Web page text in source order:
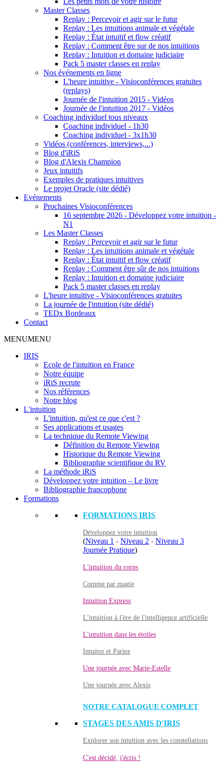
Master Classes
Replay : Percevoir et agir sur le futur
Replay : Les intuitions animale et végétale
Replay : État intuitif et flow créatif
Replay : Comment être sur de nos intuitions
Replay : Intuition et domaine judiciaire
Pack 5 master classes en replay
Nos événements en ligne
L'heure intuitive - Visioconférences gratuites
(replays)
Journée de l'intuition 2015 - Vidéos
Journée de l'intuition 2017 - Vidéos
Coaching individuel tous niveaux
Coaching individuel - 1h30
Coaching individuel - 3x1h30
Vidéos (conférences, interviews,...)
Blog d'iRiS
Blog d'Alexis Champion
Jeux intuitifs
Exemples de pratiques intuitives
Le projet Oracle (site dédié)
Evénements
Prochaines Visioconférences
16 septembre 2026 - Développez votre intuition -
N1
Les Master Classes
Replay : Percevoir et agir sur le futur
Replay : Les intuitions animale et végétale
Replay : État intuitif et flow créatif
Replay : Comment être sûr de nos intuitions
Replay : Intuition et domaine judiciaire
Pack 5 master classes en replay
L'heure intuitive - Visioconférences gratuites
La journée de l'intuition (site dédié)
TEDx Bordeaux
Contact
MENUMENU
IRIS
Ecole de l'intuition en France
Notre équipe
iRiS recrute
Nos références
Notre blog
L'intuition
L'intuition, qu'est ce que c'est ?
Ses applications et usages
La technique du Remote Viewing
Définition du Remote Viewing
Historique du Remote Viewing
Bibliographie scientifique du RV
La méthode iRiS
Développez votre intuition – Le livre
Bibliographie francophone
Formations
FORMATIONS IRIS
Développez votre intuition
(Niveau 1 - Niveau 2 - Niveau 3
Journée Pratique)
L'intuition du corps
Comme par magie
Intuition Express
L'intuition à l'ère de l'intelligence artificielle
L'intuition dans les étoiles
Intuitez et Pariez
Une journée avec Marie-Estelle
Une journée avec Alexis
NOTRE CATALOGUE COMPLET
STAGES DES AMIS D'IRIS
Explorer son intuition avec les constellations
C'est décidé, j'écris !